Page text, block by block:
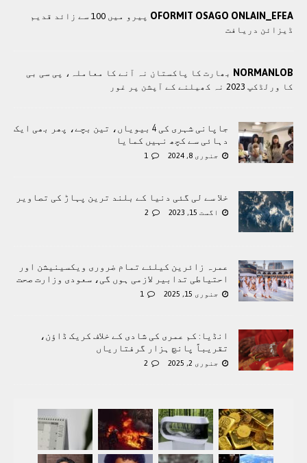
OFORMIT OSAGO ONLAIN_EFEA
پیرو میں 100 سے زائد قدیم
ڈیزائن دریافت
NORMANLOB بھارت کا پاکستان نہ آنے کا معاملہ، پی سی بی
کا ورلڈکپ 2023 نہ کھیلنے کے آپشن پر غور
جاپانی شہری کی 4 بیویاں، تین بچے، پھر بھی ایک
دہائی سے کچھ نہیں کمایا
جنوری 8, 2024 1
خلا سے لی گئی دنیا کے بلند ترین پہاڑ کی تصاویر
اگست 15, 2023 2
عمرہ زائرین کیلئے تمام ضروری ویکسینیشن اور
احتیاطی تدابیر لازمی ہوں گی، سعودی وزارت صحت
جنوری 15, 2025 1
انڈیا: کم عمری کی شادی کے خلاف کریک ڈاؤن،
تقریباً پانچ ہزار گرفتاریاں
جنوری 2, 2025 2